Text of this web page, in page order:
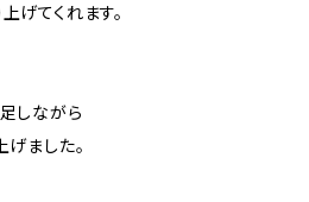
げてくれます。
しながら
ました。